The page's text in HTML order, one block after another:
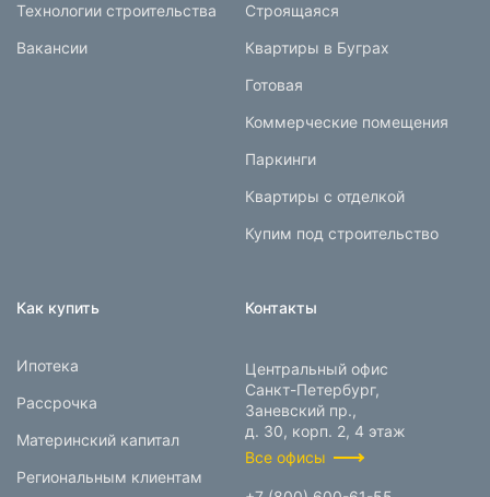
Технологии строительства
Вакансии
Строящаяся
Квартиры в Буграх
Готовая
Коммерческие помещения
Паркинги
Квартиры с отделкой
Купим под строительство
Как купить
Ипотека
Рассрочка
Материнский капитал
Региональным клиентам
Контакты
Центральный офис
Санкт-Петербург,
Заневский пр.,
д. 30, корп. 2, 4 этаж
Все офисы